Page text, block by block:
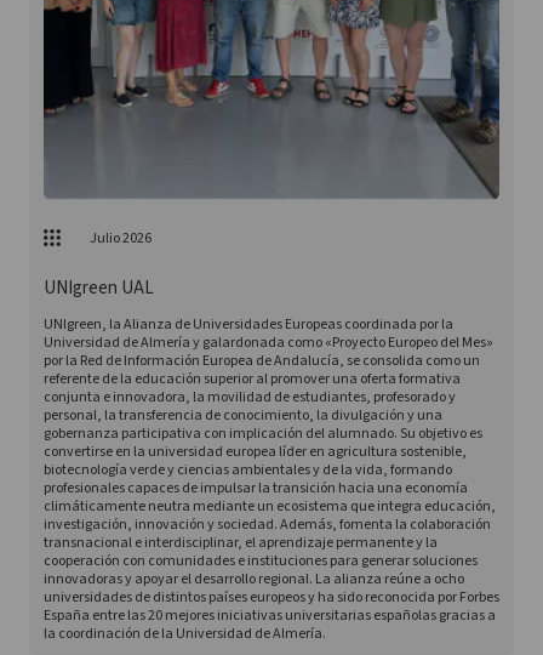
Julio 2026
UNIgreen UAL
UNIgreen, la Alianza de Universidades Europeas coordinada por la
Universidad de Almería y galardonada como «Proyecto Europeo del Mes»
por la Red de Información Europea de Andalucía, se consolida como un
referente de la educación superior al promover una oferta formativa
conjunta e innovadora, la movilidad de estudiantes, profesorado y
personal, la transferencia de conocimiento, la divulgación y una
gobernanza participativa con implicación del alumnado. Su objetivo es
convertirse en la universidad europea líder en agricultura sostenible,
biotecnología verde y ciencias ambientales y de la vida, formando
profesionales capaces de impulsar la transición hacia una economía
climáticamente neutra mediante un ecosistema que integra educación,
investigación, innovación y sociedad. Además, fomenta la colaboración
transnacional e interdisciplinar, el aprendizaje permanente y la
cooperación con comunidades e instituciones para generar soluciones
innovadoras y apoyar el desarrollo regional. La alianza reúne a ocho
universidades de distintos países europeos y ha sido reconocida por Forbes
España entre las 20 mejores iniciativas universitarias españolas gracias a
la coordinación de la Universidad de Almería.